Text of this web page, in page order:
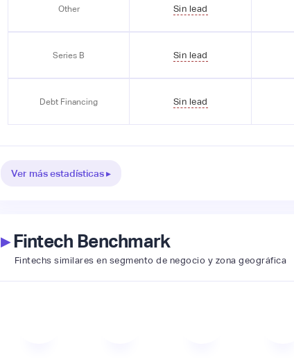
Other Sin lead
Series B Sin lead
Debt Financing Sin lead
Ver más estadísticas ▸
▸Fintech Benchmark
Fintechs similares en segmento de negocio y zona geográfica